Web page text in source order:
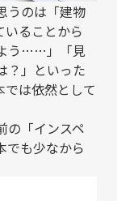
うのは「建物
いることから
よう……」「見
？」といった
では依然として
の「インスペ
でも少なから